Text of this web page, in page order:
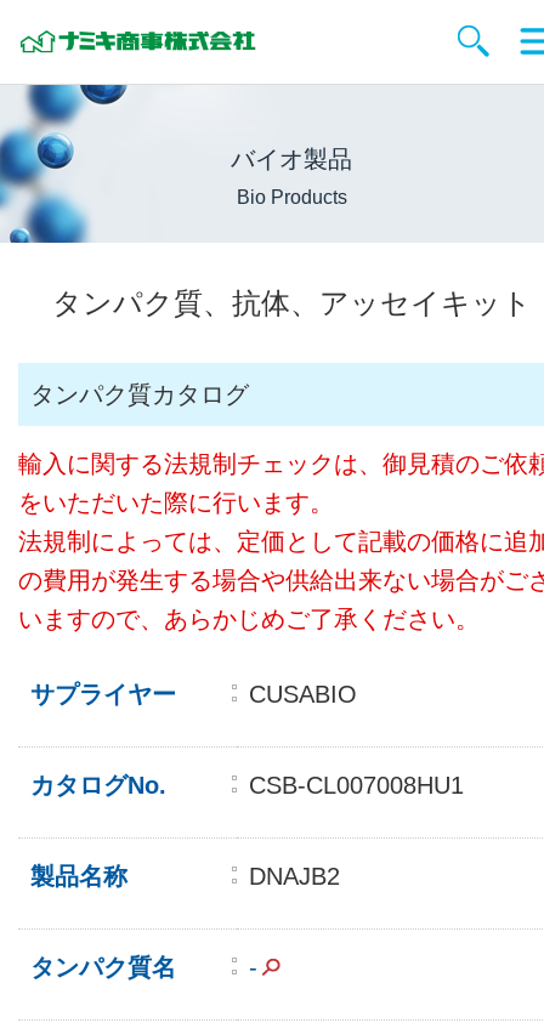
バイオ製品
Bio Products
タンパク質、抗体、アッセイキット
タンパク質カタログ
輸入に関する法規制チェックは、御見積のご依
をいただいた際に行います。
法規制によっては、定価として記載の価格に追
の費用が発生する場合や供給出来ない場合がご
いますので、あらかじめご了承ください。
サプライヤー CUSABIO
カタログNo. CSB-CL007008HU1
製品名称 DNAJB2
タンパク質名 -